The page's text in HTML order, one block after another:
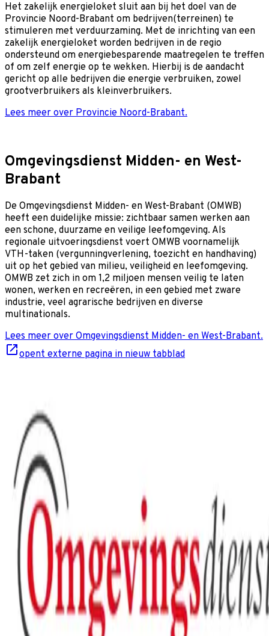
Het zakelijk energieloket sluit aan bij het doel van de
Provincie Noord-Brabant om bedrijven(terreinen) te
stimuleren met verduurzaming. Met de inrichting van een
zakelijk energieloket worden bedrijven in de regio
ondersteund om energiebesparende maatregelen te treffen
of om zelf energie op te wekken. Hierbij is de aandacht
gericht op alle bedrijven die energie verbruiken, zowel
grootverbruikers als kleinverbruikers.
Lees meer over Provincie Noord-Brabant.
Omgevingsdienst Midden- en West-
Brabant
De Omgevingsdienst Midden- en West-Brabant (OMWB)
heeft een duidelijke missie: zichtbaar samen werken aan
een schone, duurzame en veilige leefomgeving. Als
regionale uitvoeringsdienst voert OMWB voornamelijk
VTH-taken (vergunningverlening, toezicht en handhaving)
uit op het gebied van milieu, veiligheid en leefomgeving.
OMWB zet zich in om 1,2 miljoen mensen veilig te laten
wonen, werken en recreëren, in een gebied met zware
industrie, veel agrarische bedrijven en diverse
multinationals.
Lees meer over Omgevingsdienst Midden- en West-Brabant.
opent externe pagina in nieuw tabblad